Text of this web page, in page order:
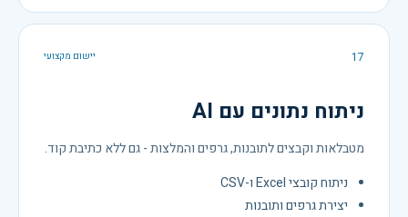
17 יישום מקצועי
ניתוח נתונים עם AI
מטבלאות וקבצים לתובנות, גרפים והמלצות - גם ללא כתיבת קוד.
ניתוח קובצי Excel ו-CSV
יצירת גרפים ותובנות